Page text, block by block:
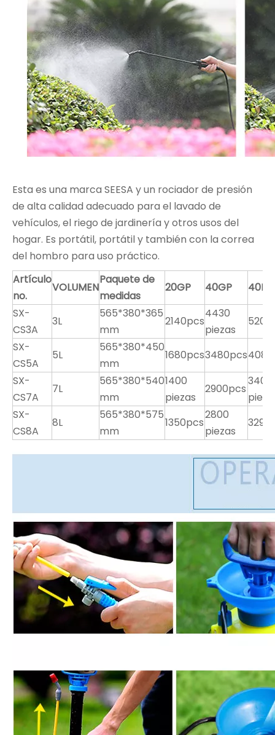
Esta es una marca SEESA y un rociador de presión
de alta calidad adecuado para el lavado de
vehículos, el riego de jardinería y otros usos del
hogar. Es portátil, portátil y también con la correa
del hombro para uso práctico.
Artículo
no.
VOLUMEN
Paquete de
medidas
20GP 40GP
40HQ
SX-
CS3A
3L
565*380*365
mm
2140pcs
4430
piezas
SX-
CS5A
5L
565*380*450
mm
1680pcs3480pcs
SX-
CS7A
7L
565*380*540
mm
1400
piezas
2900pcs
3400
SX-
CS8A
8L
565*380*575
mm
1350pcs
2800
piezas